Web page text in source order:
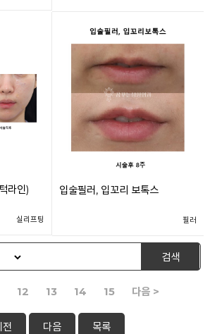
라인)
실리프팅
입술필러, 입꼬리 보톡스
필러
검색
12 13 14 15 다음 >
전 다음 목록